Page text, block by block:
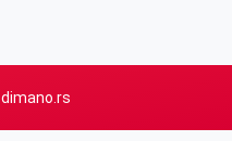
dimano.rs